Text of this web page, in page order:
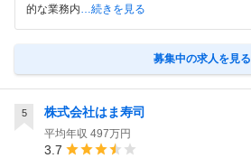
的な業務内…続きを見る
募集中の求人を見る
5 株式会社はま寿司
平均年収 497万円
3.7